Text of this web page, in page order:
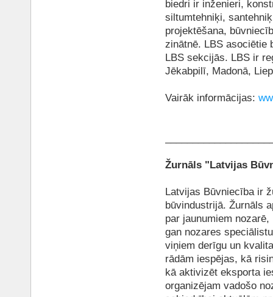
biedri ir inženieri,
siltumtehniķi,
projektēšana,
zinātnē. LBS asociētie
LBS sekcijās. LBS ir
Jēkabpilī, Madonā,
Vairāk informācijas:
Žurnāls "Latvijas
Latvijas Būvniecība ir
būvindustrijā. Žurnāls
par jaunumiem
gan nozares
viņiem derīgu un
rādām iespējas, kā
kā aktivizēt eksporta
organizējam vadošo